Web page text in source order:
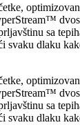
sa
svaku dlaku
sa
svaku dlaku